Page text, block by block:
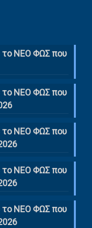
το NΕΟ ΦΩΣ που
το ΝΕΟ ΦΩΣ που
το ΝΕΟ ΦΩΣ που
το ΝΕΟ ΦΩΣ που
το ΝΕΟ ΦΩΣ που